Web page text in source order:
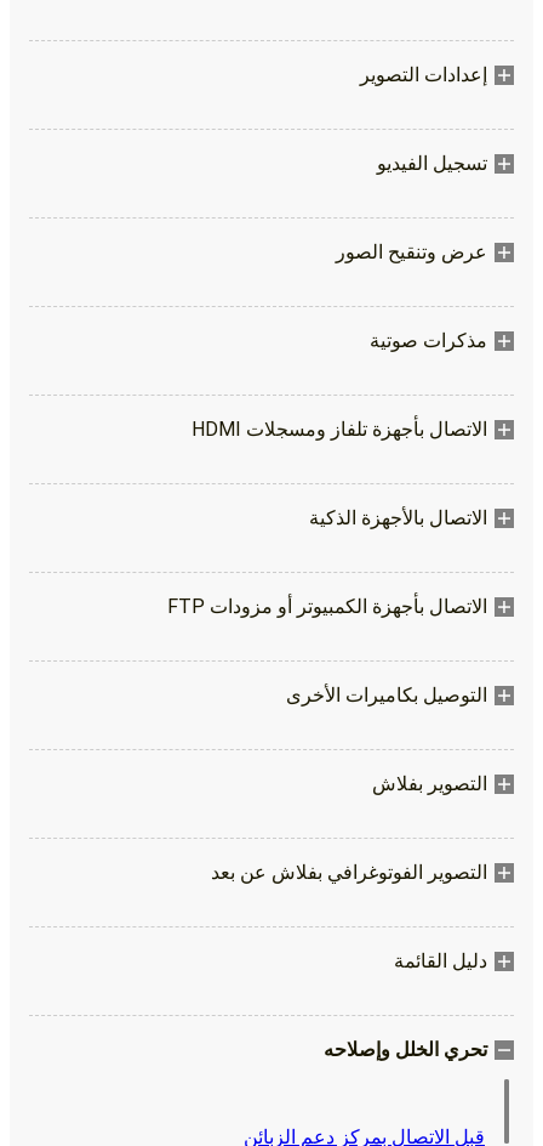
إعدادات التصوير
تسجيل الفيديو
عرض وتنقيح الصور
مذكرات صوتية
الاتصال بأجهزة تلفاز ومسجلات HDMI
الاتصال بالأجهزة الذكية
الاتصال بأجهزة الكمبيوتر أو مزودات FTP
التوصيل بكاميرات الأخرى
التصوير بفلاش
التصوير الفوتوغرافي بفلاش عن بعد
دليل القائمة
تحري الخلل وإصلاحه
قبل الاتصال بمركز دعم الزبائن